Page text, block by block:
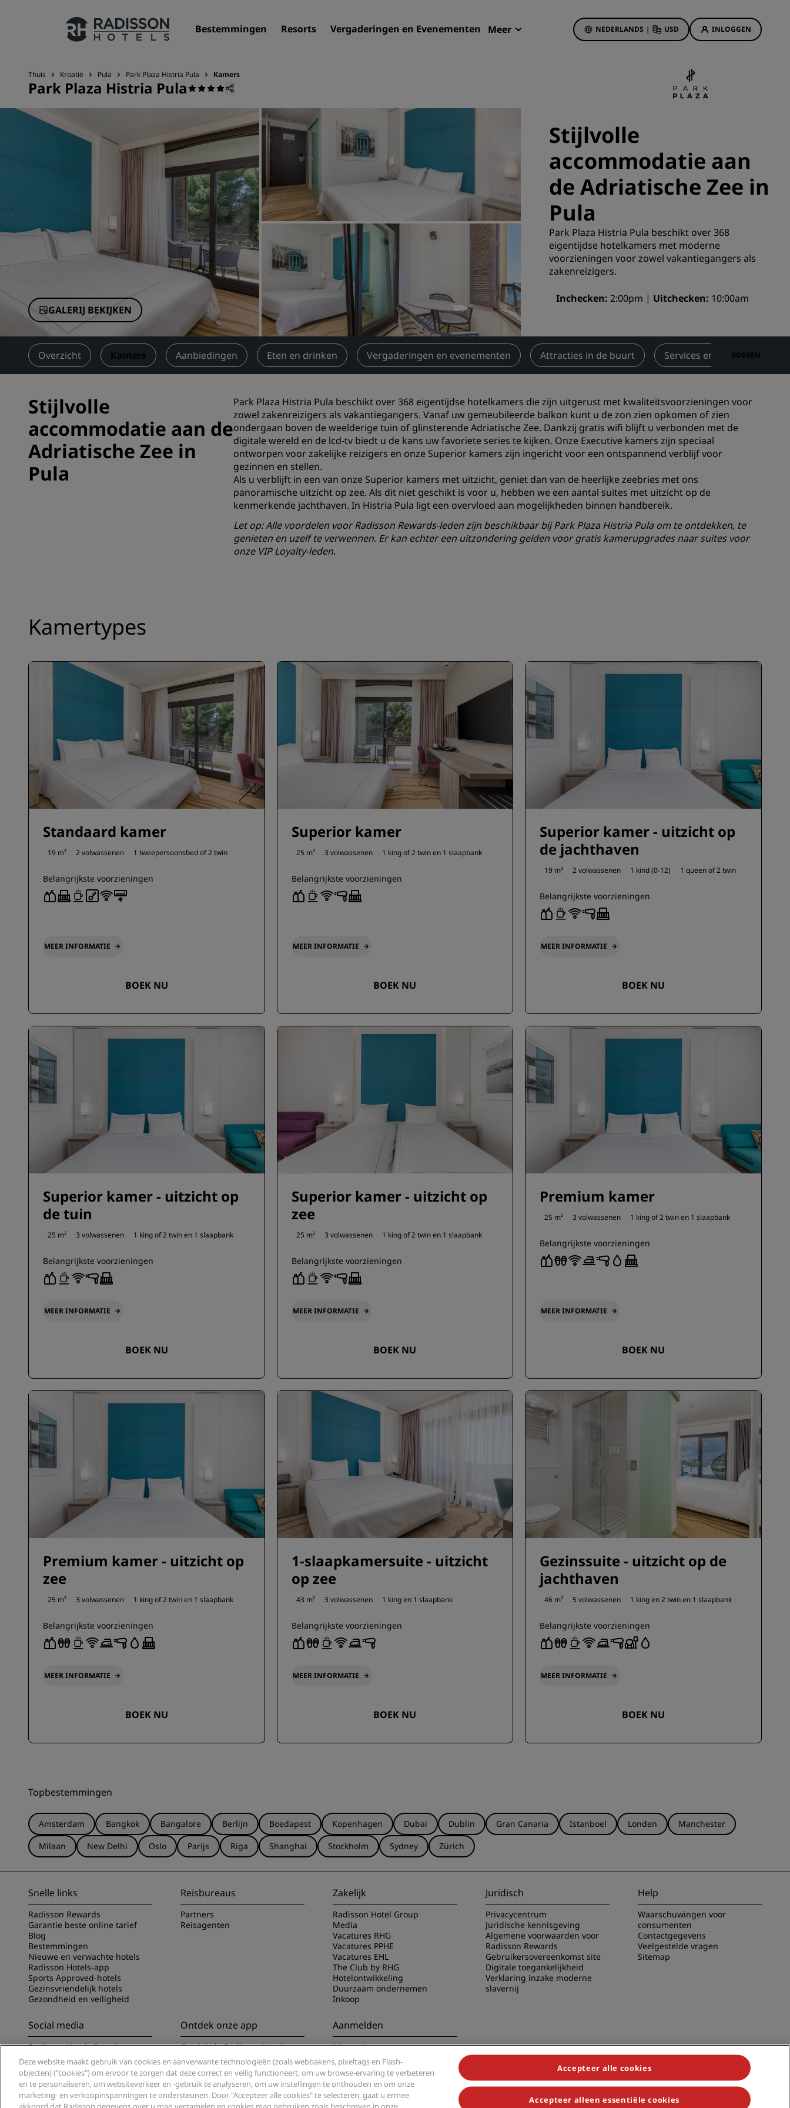
Bestemmingen Resorts Vergaderingen en Evenementen Meer NEDERLANDS | USD INLOGGEN
Onze merken
Radisson Hotels Brands
Gelieerde merken in China
Luchthavenhotels
Nieuwe toekomstige hotels
Vergaderingen en
evenementen
Ontdek Radisson Meetings
Boek een vergaderruimte
Een offerte aanvragen
Evenementbestemmingen
Branche-oplossingen
Vluchten zoeken
Dineren
Zoek een restaurant
Digitale services
Radisson Hotels-app
Hotelaanbiedingen
Het is direct raak
Deals of the Day
Vooruitboeken
Bekijk onze arrangementen
Gezinsvriendelijke hotels
Rad Pets
Duurzame verblijven
Zakenreiziger
Hotels in het stadscentrum
Bezoek onze blog
Radisson Rewards
Ontdek Radisson Rewards
Voordelen
Hoe u punten kunt gebruiken
Hoe u punten kunt verdienen
Bookers and Planners
INSCHRIJVEN
Thuis Kroatië Pula Park Plaza Histria Pula Kamers
Park Plaza Histria Pula
GALERIJ BEKIJKEN
Stijlvolle
accommodatie aan
de Adriatische Zee in
Pula
Park Plaza Histria Pula beschikt over 368
eigentijdse hotelkamers met moderne
voorzieningen voor zowel vakantiegangers als
zakenreizigers.
Inchecken 2:00pm Uitchecken 10:00am
Overzicht Kamers Aanbiedingen Eten en drinken Vergaderingen en evenementen Attracties in de buurt Services en voorzieningen
BOEKEN
Stijlvolle
accommodatie aan de
Adriatische Zee in
Pula
Park Plaza Histria Pula beschikt over 368 eigentijdse hotelkamers die zijn uitgerust met kwaliteitsvoorzieningen voor
zowel zakenreizigers als vakantiegangers. Vanaf uw gemeubileerde balkon kunt u de zon zien opkomen of zien
ondergaan boven de weelderige tuin of glinsterende Adriatische Zee. Dankzij gratis wifi blijft u verbonden met de
digitale wereld en de lcd-tv biedt u de kans uw favoriete series te kijken. Onze Executive kamers zijn speciaal
ontworpen voor zakelijke reizigers en onze Superior kamers zijn ingericht voor een ontspannend verblijf voor
gezinnen en stellen.
Als u verblijft in een van onze Superior kamers met uitzicht, geniet dan van de heerlijke zeebries met ons
panoramische uitzicht op zee. Als dit niet geschikt is voor u, hebben we een aantal suites met uitzicht op de
kenmerkende jachthaven. In Histria Pula ligt een overvloed aan mogelijkheden binnen handbereik.
Let op: Alle voordelen voor Radisson Rewards-leden zijn beschikbaar bij Park Plaza Histria Pula om te ontdekken, te
genieten en uzelf te verwennen. Er kan echter een uitzondering gelden voor gratis kamerupgrades naar suites voor
onze VIP Loyalty-leden.
Kamertypes
Standaard kamer
19 m² 2 volwassenen 1 tweepersoonsbed of2 twin
Belangrijkste voorzieningen
MEER INFORMATIE
BOEK NU
Superior kamer
25 m² 3 volwassenen 1 king of2 twin en 1 slaapbank
Belangrijkste voorzieningen
MEER INFORMATIE
BOEK NU
Superior kamer - uitzicht op
de jachthaven
19 m² 2 volwassenen 1 kind (0-12) 1 queen of2 twin
Belangrijkste voorzieningen
MEER INFORMATIE
BOEK NU
Superior kamer - uitzicht op
de tuin
25 m² 3 volwassenen 1 king of2 twin en 1 slaapbank
Belangrijkste voorzieningen
MEER INFORMATIE
BOEK NU
Superior kamer - uitzicht op
zee
25 m² 3 volwassenen 1 king of2 twin en 1 slaapbank
Belangrijkste voorzieningen
MEER INFORMATIE
BOEK NU
Premium kamer
25 m² 3 volwassenen 1 king of2 twin en 1 slaapbank
Belangrijkste voorzieningen
MEER INFORMATIE
BOEK NU
Premium kamer - uitzicht op
zee
25 m² 3 volwassenen 1 king of2 twin en 1 slaapbank
Belangrijkste voorzieningen
MEER INFORMATIE
BOEK NU
1-slaapkamersuite - uitzicht
op zee
43 m² 3 volwassenen 1 king en 1 slaapbank
Belangrijkste voorzieningen
MEER INFORMATIE
BOEK NU
Gezinssuite - uitzicht op de
jachthaven
46 m² 5 volwassenen 1 king en2 twin en 1 slaapbank
Belangrijkste voorzieningen
MEER INFORMATIE
BOEK NU
Topbestemmingen
Amsterdam Bangkok Bangalore Berlijn Boedapest Kopenhagen Dubai Dublin Gran Canaria Istanboel Londen
Manchester
Milaan
New Delhi Oslo Parijs Riga Shanghai Stockholm Sydney Zürich
Snelle links
Radisson Rewards
Garantie beste online tarief
Blog
Bestemmingen
Nieuwe en verwachte hotels
Radisson Hotels-app
Sports Approved-hotels
Gezinsvriendelijk hotels
Gezondheid en veiligheid
Reisbureaus
Partners
Reisagenten
Zakelijk
Radisson Hotel Group
Media
Vacatures RHG
Vacatures PPHE
Vacatures EHL
The Club by RHG
Hotelontwikkeling
Duurzaam ondernemen
Inkoop
Juridisch
Privacycentrum
Juridische kennisgeving
Algemene voorwaarden voor
Radisson Rewards
Gebruikersovereenkomst site
Digitale toegankelijkheid
Verklaring inzake moderne
slavernij
Help
Waarschuwingen voor
consumenten
Contactgegevens
Veelgestelde vragen
Sitemap
Social media
Radisson Hotels Brands
Ontdek onze app
Ontdek de Radisson Hotels app
Aanmelden
Mis nooit meer onze
populairste aanbiedingen
Deze website maakt gebruik van cookies en aanverwante technologieën (zoals webbakens, pixeltags en Flash-
objecten) ("cookies") om ervoor te zorgen dat deze correct en veilig functioneert, om uw browse-ervaring te verbeteren
en te personaliseren, om websiteverkeer en -gebruik te analyseren, om uw instellingen te onthouden en om onze
marketing- en verkoopinspanningen te ondersteunen. Door "Accepteer alle cookies" te selecteren, gaat u ermee
Accepteer alle cookies
Accepteer alleen essentiële cookies